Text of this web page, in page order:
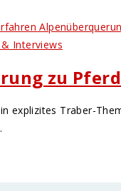
Interviews
zu Pferd
explizites Traber-